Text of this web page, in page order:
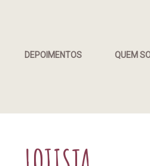
DEPOIMENTOS QUEM